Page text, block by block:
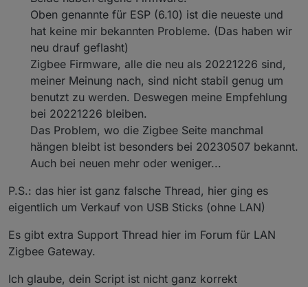
nach genau 7 Minuten das Licht einmal komplett aus
geht und dann wieder an um es so über eine längere
Zeit abzudimmen. Dieses kurze Blinken. Das ist neu.
Wir beobachten es.
Oben genannte für ESP (6.10) ist die neueste und
hat keine mir bekannten Probleme. (Das haben wir
neu drauf geflasht)
Zigbee Firmware, alle die neu als 20221226 sind,
meiner Meinung nach, sind nicht stabil genug um
benutzt zu werden. Deswegen meine Empfehlung
bei 20221226 bleiben.
Das Problem, wo die Zigbee Seite manchmal
hängen bleibt ist besonders bei 20230507 bekannt.
Auch bei neuen mehr oder weniger...
P.S.: das hier ist ganz falsche Thread, hier ging es
eigentlich um Verkauf von USB Sticks (ohne LAN)
Es gibt extra Support Thread hier im Forum für LAN
Zigbee Gateway.
Ich glaube, dein Script ist nicht ganz korrekt